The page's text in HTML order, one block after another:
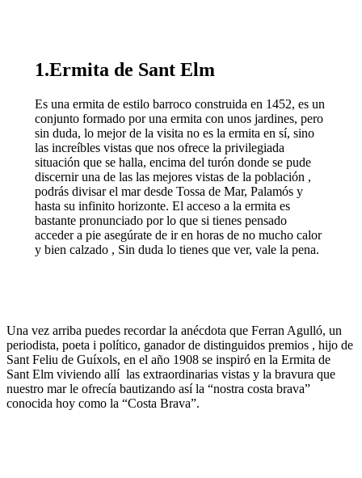
1.Ermita de Sant Elm
Es una ermita de estilo barroco construida en 1452, es un
conjunto formado por una ermita con unos jardines, pero
sin duda, lo mejor de la visita no es la ermita en sí, sino
las increíbles vistas que nos ofrece la privilegiada
situación que se halla, encima del turón donde se pude
discernir una de las las mejores vistas de la población ,
podrás divisar el mar desde Tossa de Mar, Palamós y
hasta su infinito horizonte. El acceso a la ermita es
bastante pronunciado por lo que si tienes pensado
acceder a pie asegúrate de ir en horas de no mucho calor
y bien calzado , Sin duda lo tienes que ver, vale la pena.
Una vez arriba puedes recordar la anécdota que Ferran Agulló, un
periodista, poeta i político, ganador de distinguidos premios , hijo de
Sant Feliu de Guíxols, en el año 1908 se inspiró en la Ermita de
Sant Elm viviendo allí las extraordinarias vistas y la bravura que
nuestro mar le ofrecía bautizando así la “nostra costa brava”
conocida hoy como la “Costa Brava”.